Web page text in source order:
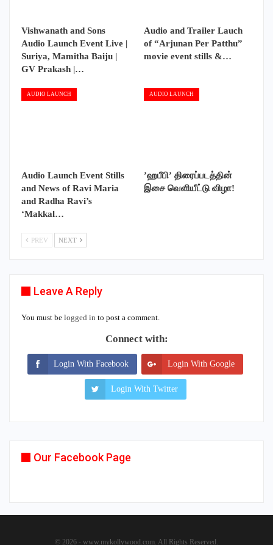
Vishwanath and Sons
Audio Launch Event Live |
Suriya, Mamitha Baiju |
GV Prakash |…
Audio and Trailer Lauch
of “Arjunan Per Patthu”
movie event stills &…
AUDIO LAUNCH
Audio Launch Event Stills
and News of Ravi Maria
and Radha Ravi’s
‘Makkal…
AUDIO LAUNCH
’ஹபீபி’ திரைப்படத்தின்
இசை வெளியீட்டு விழா!
PREV NEXT
Leave A Reply
You must be logged in to post a comment.
Connect with:
Login With Facebook Login With Google
Login With Twitter
Our Facebook Page
© 2026 - www.mykollywood.com. All Rights Reserved.